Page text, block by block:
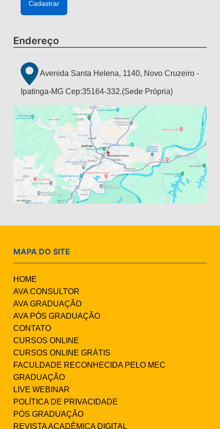
Endereço
Avenida Santa Helena, 1140, Novo Cruzeiro -
Ipatinga-MG Cep:35164-332.(Sede Própria)
MAPA DO SITE
HOME
AVA CONSULTOR
AVA GRADUAÇÃO
AVA PÓS GRADUAÇÃO
CONTATO
CURSOS ONLINE
CURSOS ONLINE GRÁTIS
FACULDADE RECONHECIDA PELO MEC
GRADUAÇÃO
LIVE WEBINAR
POLÍTICA DE PRIVACIDADE
PÓS GRADUAÇÃO
REVISTA ACADÊMICA DIGITAL